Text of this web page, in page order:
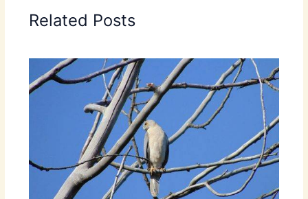
Related Posts